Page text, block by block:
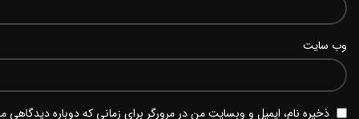
وب‌ سایت
ذخیره نام، ایمیل و وبسایت من در مرورگر برای زمانی که دوباره